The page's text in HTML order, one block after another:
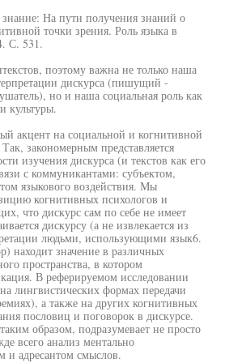
На пути получения знаний о
точки зрения. Роль языка в
С. 531.
поэтому важна не только наша
дискурса (пишущий -
но и наша социальная роль как
культуры.
акцент на социальной и когнитивной
закономерным представляется
изучения дискурса (и текстов как его
с коммуникантами: субъектом,
языкового воздействия. Мы
когнитивных психологов и
что дискурс сам по себе не имеет
дискурсу (а не извлекается из
людьми, использующими язык6.
находит значение в различных
пространства, в котором
В реферируемом исследовании
лингвистических формах передачи
а также на других когнитивных
пословиц и поговорок в дискурсе.
образом, подразумевает не просто
всего анализ ментально
и адресантом смыслов.